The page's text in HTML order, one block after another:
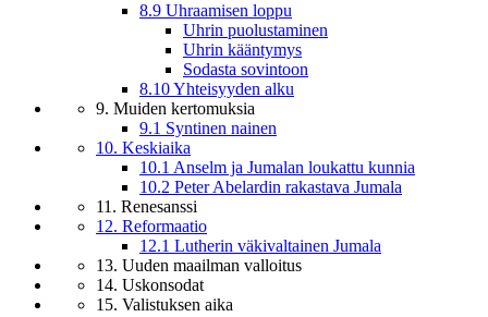
8.9 Uhraamisen loppu
Uhrin puolustaminen
Uhrin kääntymys
Sodasta sovintoon
8.10 Yhteisyyden alku
9. Muiden kertomuksia
9.1 Syntinen nainen
10. Keskiaika
10.1 Anselm ja Jumalan loukattu kunnia
10.2 Peter Abelardin rakastava Jumala
11. Renesanssi
12. Reformaatio
12.1 Lutherin väkivaltainen Jumala
13. Uuden maailman valloitus
14. Uskonsodat
15. Valistuksen aika